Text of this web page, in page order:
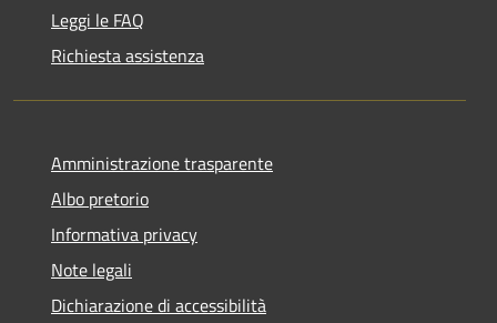
Leggi le FAQ
Richiesta assistenza
Amministrazione trasparente
Albo pretorio
Informativa privacy
Note legali
Dichiarazione di accessibilità